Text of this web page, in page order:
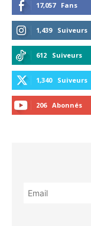
17,057 Fans
1,439 Suiveurs
612 Suiveurs
1,340 Suiveurs
206 Abonnés